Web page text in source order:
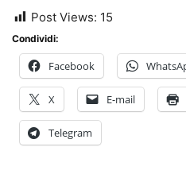
Post Views: 15
Condividi:
Facebook
X E-mail
Telegram